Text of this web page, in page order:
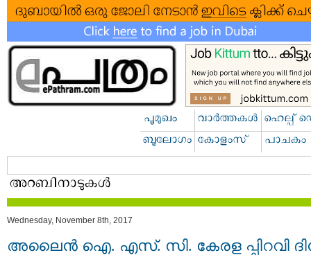
Wednesday, November 8th, 2017
അലൈന്‍ ഐ. എസ്​. സി. കേരള പ്പിറവി